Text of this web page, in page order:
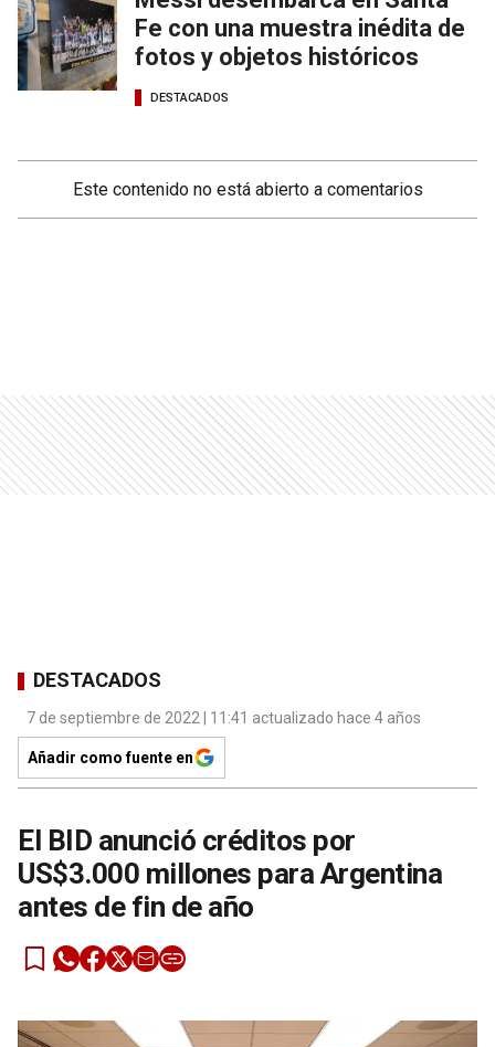
Fe con una muestra inédita de
fotos y objetos históricos
DESTACADOS
Este contenido no está abierto a comentarios
DESTACADOS
7 de septiembre de 2022 | 11:41 actualizado hace 4 años
Añadir como fuente en
El BID anunció créditos por
US$3.000 millones para Argentina
antes de fin de año